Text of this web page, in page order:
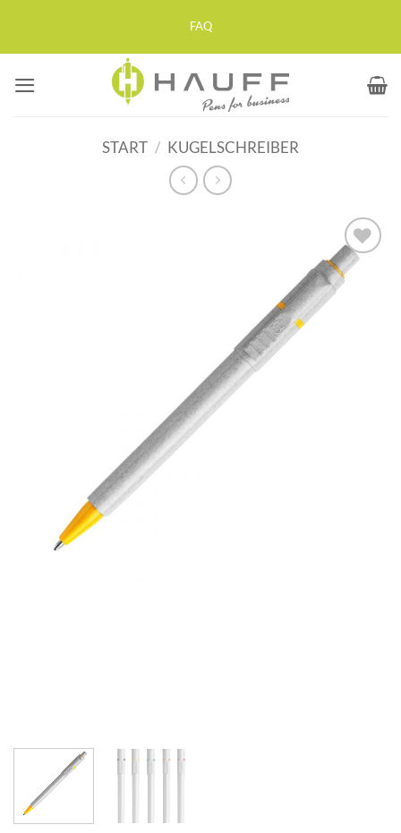
springen
FAQ
START / KUGELSCHREIBER
Auf die
Merkliste